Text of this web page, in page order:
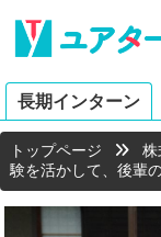
長期インターン
トップページ 株
験を活かして、後輩